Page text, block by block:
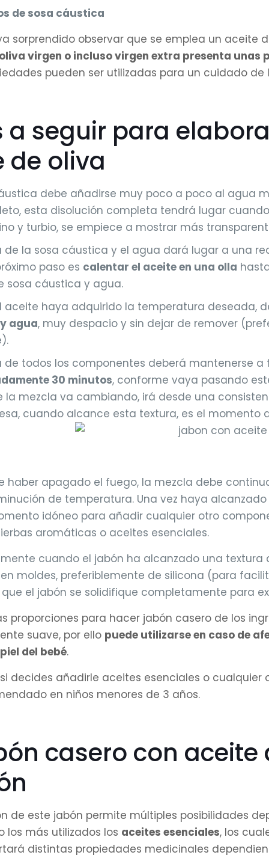
de sosa cáustica
sorprendido observar que se emplea un aceite
virgen o incluso virgen extra presenta
pueden ser utilizadas para un cuidado de
a seguir para
de oliva
debe añadirse muy poco a poco al agua
esta disolución completa tendrá lugar
y turbio, se empiece a mostrar más
de la sosa cáustica y el agua dará lugar a una
paso es calentar el aceite en una olla
sosa cáustica y agua.
aceite haya adquirido la temperatura deseada,
agua, muy despacio y sin dejar de remover
de todos los componentes deberá mantenerse
30 minutos, conforme vaya pasando
la mezcla va cambiando, irá desde una
cuando alcance esta textura, es el momento
haber apagado el fuego, la mezcla debe
de temperatura. Una vez haya
idóneo para añadir cualquier otro
aromáticas o aceites esenciales.
cuando el jabón ha alcanzado una
moldes, preferiblemente de silicona (para
el jabón se solidifique completamente para
proporciones para hacer jabón casero de los
suave, por ello puede utilizarse en caso de
del bebé.
decides añadirle aceites esenciales o
en niños menores de 3 años.
casero con
de este jabón permite múltiples posibilidades
los más utilizados los aceites esenciales, los
distintas propiedades medicinales